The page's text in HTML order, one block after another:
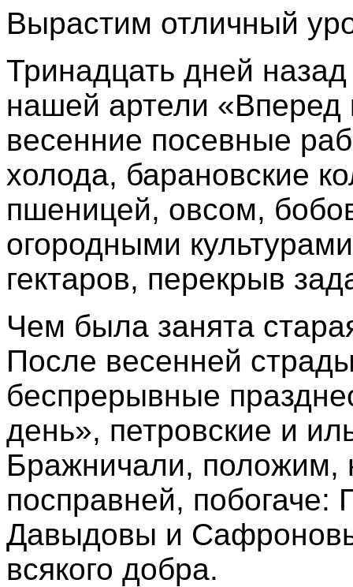
Вырастим отличный
Тринадцать дней
нашей артели «Вперед
весенние посевные
холода, барановские
пшеницей, овсом,
огородными
гектаров, перекрыв
Чем была занята
После весенней
беспрерывные
день», петровские и
Бражничали, положим,
посправней,
Давыдовы и
всякого добра.